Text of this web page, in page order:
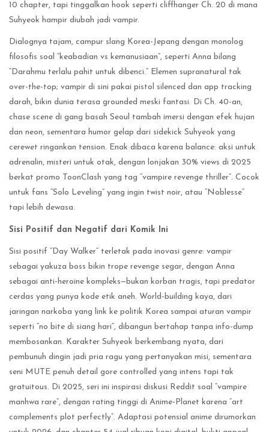
10 chapter, tapi tinggalkan hook seperti cliffhanger Ch. 20 di mana
Suhyeok hampir diubah jadi vampir.
Dialognya tajam, campur slang Korea-Jepang dengan monolog
filosofis soal “keabadian vs kemanusiaan”, seperti Anna bilang
“Darahmu terlalu pahit untuk dibenci.” Elemen supranatural tak
over-the-top; vampir di sini pakai pistol silenced dan app tracking
darah, bikin dunia terasa grounded meski fantasi. Di Ch. 40-an,
chase scene di gang basah Seoul tambah imersi dengan efek hujan
dan neon, sementara humor gelap dari sidekick Suhyeok yang
cerewet ringankan tension. Enak dibaca karena balance: aksi untuk
adrenalin, misteri untuk otak, dengan lonjakan 30% views di 2025
berkat promo ToonClash yang tag “vampire revenge thriller”. Cocok
untuk fans “Solo Leveling” yang ingin twist noir, atau “Noblesse”
tapi lebih dewasa.
Sisi Positif dan Negatif dari Komik Ini
Sisi positif “Day Walker” terletak pada inovasi genre: vampir
sebagai yakuza boss bikin trope revenge segar, dengan Anna
sebagai anti-heroine kompleks—bukan korban tragis, tapi predator
cerdas yang punya kode etik aneh. World-building kaya, dari
jaringan narkoba yang link ke politik Korea sampai aturan vampir
seperti “no bite di siang hari”, dibangun bertahap tanpa info-dump
membosankan. Karakter Suhyeok berkembang nyata, dari
pembunuh dingin jadi pria ragu yang pertanyakan misi, sementara
seni MUTE penuh detail gore controlled yang intens tapi tak
gratuitous. Di 2025, seri ini inspirasi diskusi Reddit soal “vampire
manhwa rare”, dengan rating tinggi di Anime-Planet karena “art
complements plot perfectly”. Adaptasi potensial anime dirumorkan